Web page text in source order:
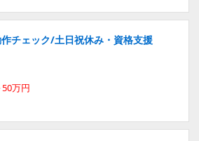
チェック/土日祝休み・資格支援
万円